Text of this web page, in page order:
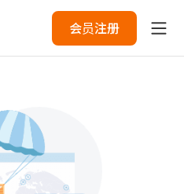
会员注册